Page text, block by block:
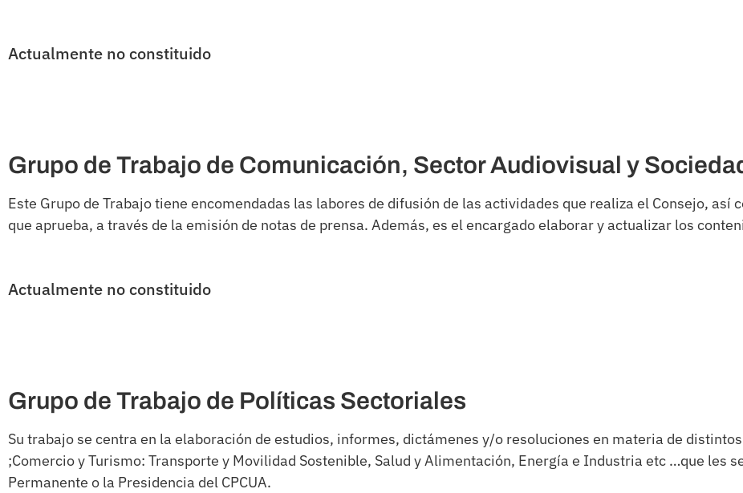
Actualmente no constituido
Grupo de Trabajo de Comunicación, Sector Audiovisual y
Este Grupo de Trabajo tiene encomendadas las labores de difusión de las actividades que realiza el Consejo,
que aprueba, a través de la emisión de notas de prensa. Además, es el encargado elaborar y actualizar los
Actualmente no constituido
Grupo de Trabajo de Políticas Sectoriales
Su trabajo se centra en la elaboración de estudios, informes, dictámenes y/o resoluciones en materia de
;Comercio y Turismo: Transporte y Movilidad Sostenible, Salud y Alimentación, Energía e Industria etc …que les
Permanente o la Presidencia del CPCUA.